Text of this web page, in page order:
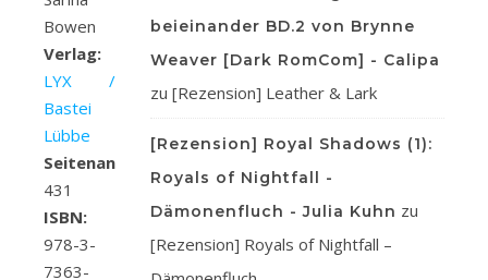
Bowen
Verlag:
LYX /
Bastei
Lübbe
Seitenanzahl:
431
ISBN:
978-3-
7363-
beieinander BD.2 von Brynne
Weaver [Dark RomCom] - Calipa
zu [Rezension] Leather & Lark
[Rezension] Royal Shadows (1):
Royals of Nightfall -
Dämonenfluch - Julia Kuhn zu
[Rezension] Royals of Nightfall –